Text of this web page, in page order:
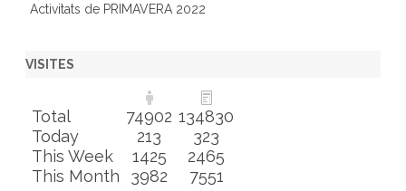
Activitats de PRIMAVERA 2022
VISITES
Total 74902 134830
Today
213
323
This Week
1425
2465
This Month
3982 7551